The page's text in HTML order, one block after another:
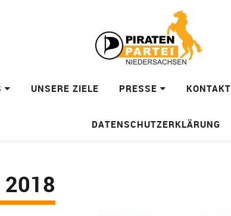
UNSERE ZIELE PRESSE KONTAKT
DATENSCHUTZERKLÄRUNG
2018